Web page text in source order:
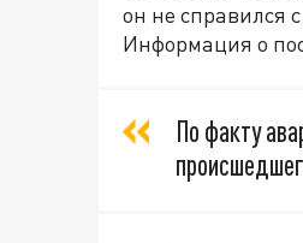
он не справился
Информация о
По факту